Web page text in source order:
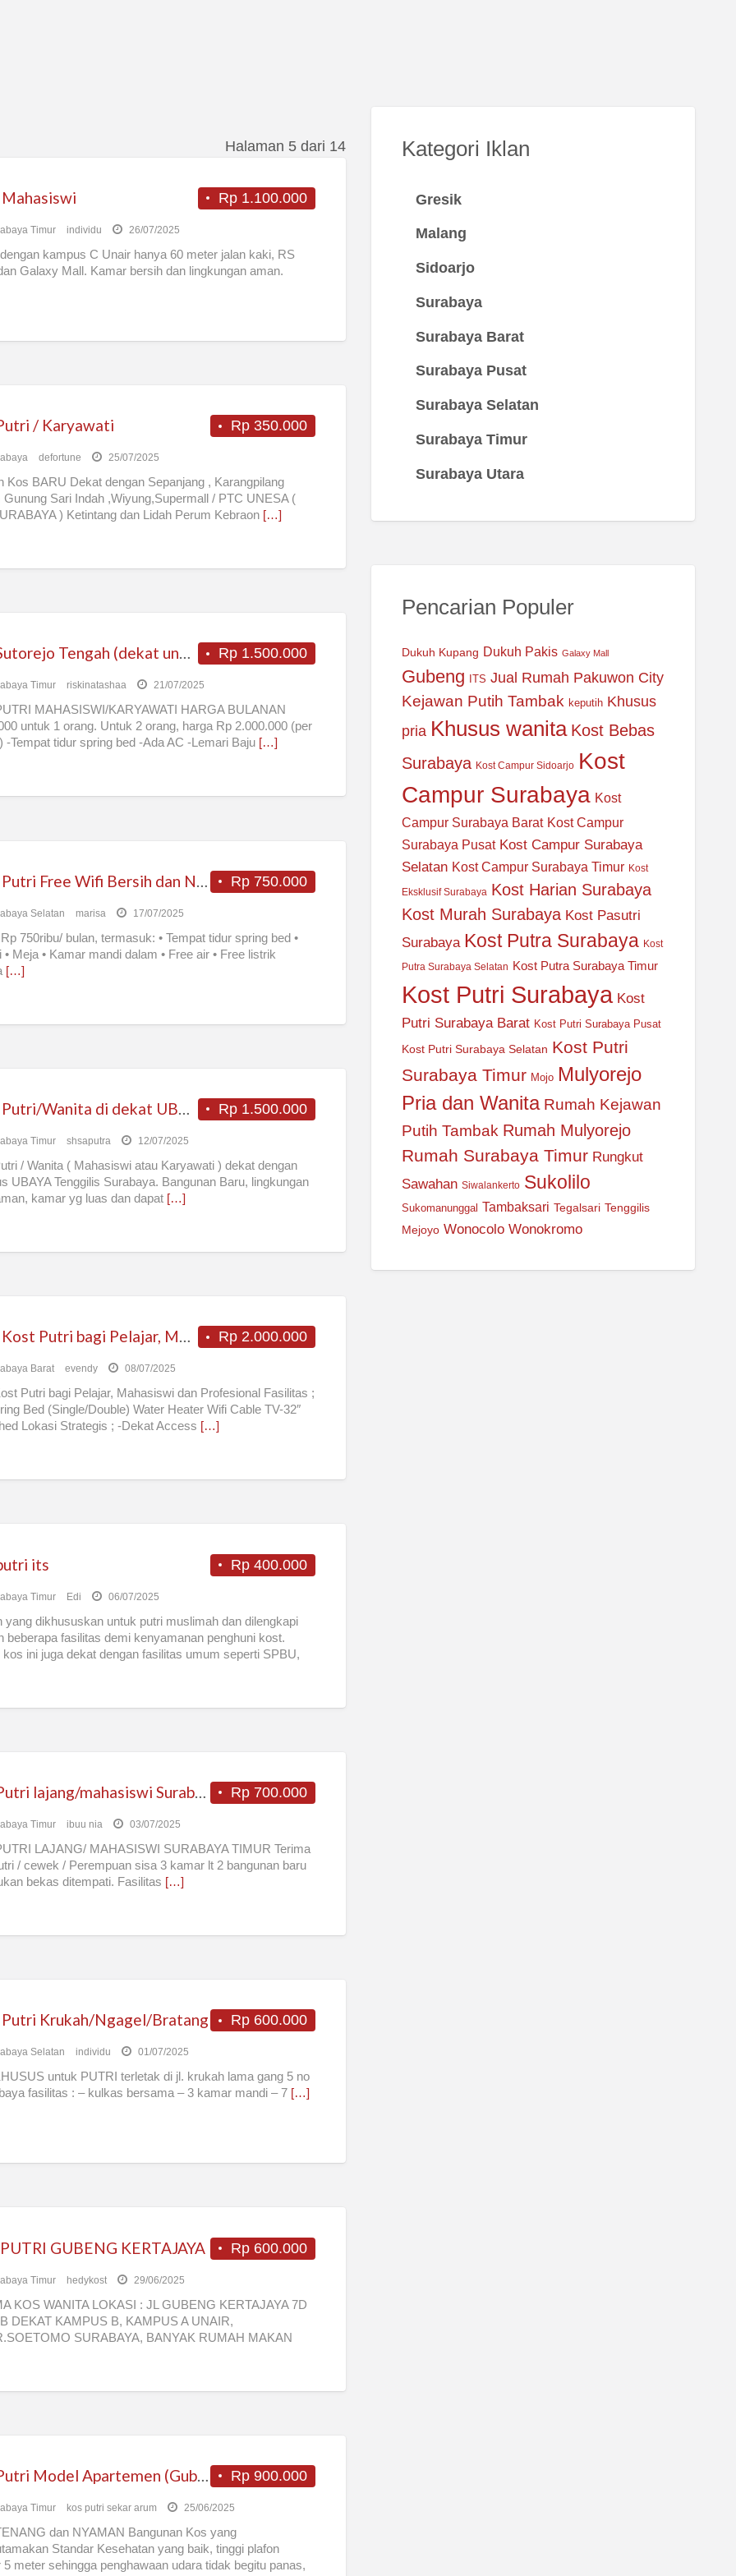
Halaman 5 dari 14
Rp 1.100.000
Timur individu 26/07/2025
kampus C Unair hanya 60 meter jalan kaki, RS
Galaxy Mall. Kamar bersih dan lingkungan aman.
Rp 350.000
/ Karyawati
defortune 25/07/2025
Kos BARU Dekat dengan Sepanjang , Karangpilang
Gunung Sari Indah ,Wiyung,Supermall / PTC UNESA (
) Ketintang dan Lidah Perum Kebraon […]
Rp 1.500.000
Kos Sutorejo Tengah (dekat unair, its, galaxy mall)
Timur riskinatashaa 21/07/2025
MAHASISWI/KARYAWATI HARGA BULANAN
untuk 1 orang. Untuk 2 orang, harga Rp 2.000.000 (per
-Tempat tidur spring bed -Ada AC -Lemari Baju […]
Rp 750.000
Kost Putri Free Wifi Bersih dan Nyaman
Selatan marisa 17/07/2025
750ribu/ bulan, termasuk: • Tempat tidur spring bed •
• Meja • Kamar mandi dalam • Free air • Free listrik
[…]
Rp 1.500.000
Kost Putri/Wanita di dekat UBAYA Tenggilis
Timur shsaputra 12/07/2025
/ Wanita ( Mahasiswi atau Karyawati ) dekat dengan
UBAYA Tenggilis Surabaya. Bangunan Baru, lingkungan
kamar yg luas dan dapat […]
Rp 2.000.000
New Kost Putri bagi Pelajar, Mahasiswi dan Profesional
Barat evendy 08/07/2025
Putri bagi Pelajar, Mahasiswi dan Profesional Fasilitas ;
Bed (Single/Double) Water Heater Wifi Cable TV-32″
Lokasi Strategis ; -Dekat Access […]
Rp 400.000
its
Timur Edi 06/07/2025
yang dikhususkan untuk putri muslimah dan dilengkapi
beberapa fasilitas demi kenyamanan penghuni kost.
kos ini juga dekat dengan fasilitas umum seperti SPBU,
Rp 700.000
Kos Putri lajang/mahasiswi Surabaya timur
Timur ibuu nia 03/07/2025
LAJANG/ MAHASISWI SURABAYA TIMUR Terima
/ cewek / Perempuan sisa 3 kamar lt 2 bangunan baru
bekas ditempati. Fasilitas […]
Rp 600.000
Krukah/Ngagel/Bratang
Selatan individu 01/07/2025
untuk PUTRI terletak di jl. krukah lama gang 5 no
fasilitas : – kulkas bersama – 3 kamar mandi – 7 […]
Rp 600.000
GUBENG KERTAJAYA
Timur hedykost 29/06/2025
KOS WANITA LOKASI : JL GUBENG KERTAJAYA 7D
DEKAT KAMPUS B, KAMPUS A UNAIR,
SURABAYA, BANYAK RUMAH MAKAN
Rp 900.000
Kos Putri Model Apartemen (Gubeng dekat Unair)
Timur kos putri sekar arum 25/06/2025
dan NYAMAN Bangunan Kos yang
Standar Kesehatan yang baik, tinggi plafon
5 meter sehingga penghawaan udara tidak begitu panas,
Kategori Iklan
Gresik
Malang
Sidoarjo
Surabaya
Surabaya Barat
Surabaya Pusat
Surabaya Selatan
Surabaya Timur
Surabaya Utara
Pencarian Populer
Dukuh Kupang Dukuh Pakis Galaxy Mall
Gubeng ITS Jual Rumah Pakuwon City
Kejawan Putih Tambak keputih Khusus
pria Khusus wanita Kost Bebas
Surabaya Kost Campur Sidoarjo Kost
Campur Surabaya Kost
Campur Surabaya Barat Kost Campur
Surabaya Pusat Kost Campur Surabaya
Selatan Kost Campur Surabaya Timur Kost
Eksklusif Surabaya Kost Harian Surabaya
Kost Murah Surabaya Kost Pasutri
Surabaya Kost Putra Surabaya Kost
Putra Surabaya Selatan Kost Putra Surabaya Timur
Kost Putri Surabaya Kost
Putri Surabaya Barat Kost Putri Surabaya Pusat
Kost Putri Surabaya Selatan Kost Putri
Surabaya Timur Mojo Mulyorejo
Pria dan Wanita Rumah Kejawan
Putih Tambak Rumah Mulyorejo
Rumah Surabaya Timur Rungkut
Sawahan Siwalankerto Sukolilo
Sukomanunggal Tambaksari Tegalsari Tenggilis
Mejoyo Wonocolo Wonokromo